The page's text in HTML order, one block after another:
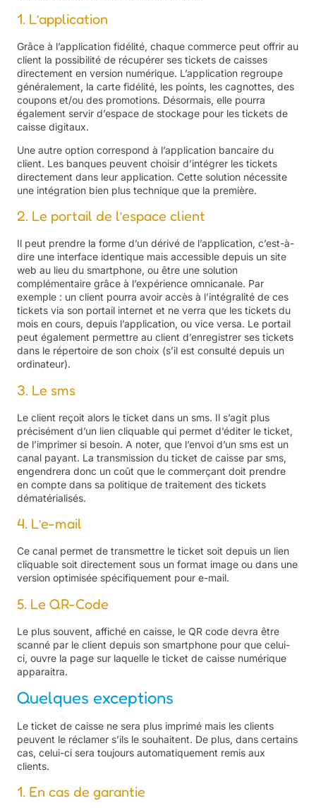
1. L’application
Grâce à l’application fidélité, chaque commerce peut offrir au
client la possibilité de récupérer ses tickets de caisses
directement en version numérique. L’application regroupe
généralement, la carte fidélité, les points, les cagnottes, des
coupons et/ou des promotions. Désormais, elle pourra
également servir d’espace de stockage pour les tickets de
caisse digitaux.
Une autre option correspond à l’application bancaire du
client. Les banques peuvent choisir d’intégrer les tickets
directement dans leur application. Cette solution nécessite
une intégration bien plus technique que la première.
2. Le portail de l’espace client
Il peut prendre la forme d’un dérivé de l’application, c’est-à-
dire une interface identique mais accessible depuis un site
web au lieu du smartphone, ou être une solution
complémentaire grâce à l’expérience omnicanale. Par
exemple : un client pourra avoir accès à l’intégralité de ces
tickets via son portail internet et ne verra que les tickets du
mois en cours, depuis l’application, ou vice versa. Le portail
peut également permettre au client d’enregistrer ses tickets
dans le répertoire de son choix (s’il est consulté depuis un
ordinateur).
3. Le sms
Le client reçoit alors le ticket dans un sms. Il s’agit plus
précisément d’un lien cliquable qui permet d’éditer le ticket,
de l’imprimer si besoin. A noter, que l’envoi d’un sms est un
canal payant. La transmission du ticket de caisse par sms,
engendrera donc un coût que le commerçant doit prendre
en compte dans sa politique de traitement des tickets
dématérialisés.
4. L’e-mail
Ce canal permet de transmettre le ticket soit depuis un lien
cliquable soit directement sous un format image ou dans une
version optimisée spécifiquement pour e-mail.
5. Le QR-Code
Le plus souvent, affiché en caisse, le QR code devra être
scanné par le client depuis son smartphone pour que celui-
ci, ouvre la page sur laquelle le ticket de caisse numérique
apparaitra.
Quelques exceptions
Le ticket de caisse ne sera plus imprimé mais les clients
peuvent le réclamer s’ils le souhaitent. De plus, dans certains
cas, celui-ci sera toujours automatiquement remis aux
clients.
1. En cas de garantie